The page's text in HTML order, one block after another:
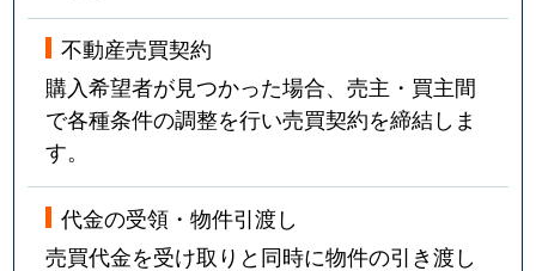
不動産売買契約
購入希望者が見つかった場合、売主・買主間
で各種条件の調整を行い売買契約を締結しま
す。
代金の受領・物件引渡し
売買代金を受け取りと同時に物件の引き渡し